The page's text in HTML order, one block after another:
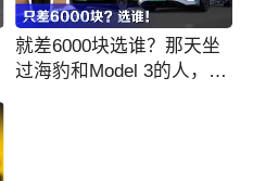
就差6000块选谁？那天坐
过海豹和Model 3的人，说